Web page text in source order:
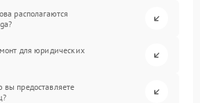
располагаются
для юридических
предоставляете